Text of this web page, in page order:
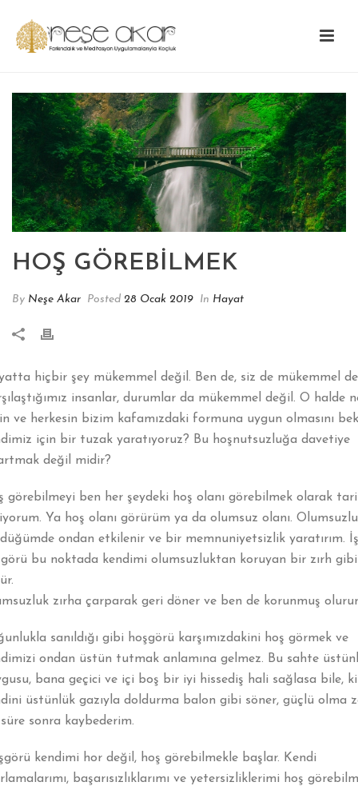
HOŞ GÖREBİLMEK
By Neşe Akar Posted 28 Ocak 2019 In Hayat
hiçbir şey mükemmel değil. Ben de, siz de mükemmel
insanlar, durumlar da mükemmel değil. O halde
ve herkesin bizim kafamızdaki formuna uygun olmasını
için bir tuzak yaratıyoruz? Bu hoşnutsuzluğa davetiye
değil midir?
görebilmeyi ben her şeydeki hoş olanı görebilmek olarak
Ya hoş olanı görürüm ya da olumsuz olanı.
ondan etkilenir ve bir memnuniyetsizlik yaratırım.
bu noktada kendimi olumsuzluktan koruyan bir zırh
zırha çarparak geri döner ve ben de korunmuş
sanıldığı gibi hoşgörü karşımızdakini hoş görmek ve
ondan üstün tutmak anlamına gelmez. Bu sahte
bana geçici ve içi boş bir iyi hissediş hali sağlasa bile,
üstünlük gazıyla doldurma balon gibi söner, güçlü olma
sonra kaybederim.
kendimi hor değil, hoş görebilmekle başlar. Kendi
başarısızlıklarımı ve yetersizliklerimi hoş